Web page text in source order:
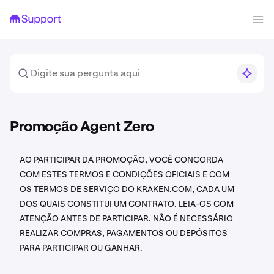
Promoção Agent Zero
AO PARTICIPAR DA PROMOÇÃO, VOCÊ CONCORDA
COM ESTES TERMOS E CONDIÇÕES OFICIAIS E COM
OS TERMOS DE SERVIÇO DO KRAKEN.COM, CADA UM
DOS QUAIS CONSTITUI UM CONTRATO. LEIA-OS COM
ATENÇÃO ANTES DE PARTICIPAR. NÃO É NECESSÁRIO
REALIZAR COMPRAS, PAGAMENTOS OU DEPÓSITOS
PARA PARTICIPAR OU GANHAR.